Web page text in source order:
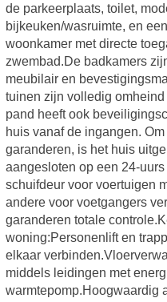
de parkeerplaats, toilet,
bijkeuken/wasruimte, en
woonkamer met directe
zwembad.De badkamers
meubilair en
tuinen zijn volledig
pand heeft ook
huis vanaf de ingangen.
garanderen, is het huis
aangesloten op een 24-
schuifdeur voor voertuigen
andere voor voetgangers
garanderen totale
woning:Personenlift en
elkaar
middels leidingen met
warmtepomp.Hoogwaardig